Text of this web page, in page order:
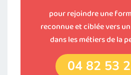
pour rejoindre une
reconnue et ciblée vers
dans les métiers de la
04 82 53